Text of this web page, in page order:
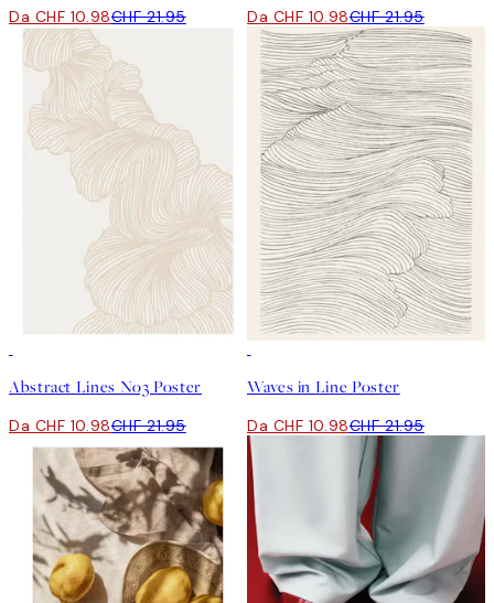
Da CHF 10.98CHF 21.95 Da CHF 10.98CHF 21.95
Abstract Lines No3 Poster
Da CHF 10.98CHF 21.95
Waves in Line Poster
Da CHF 10.98CHF 21.95